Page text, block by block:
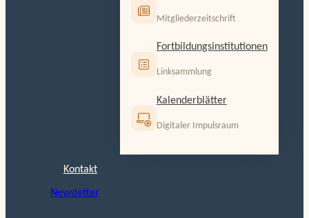
Mitgliederzeitschrift
Fortbildungsinstitutionen
Linksammlung
Kalenderblätter
Digitaler Impulsraum
Kontakt
Newsletter